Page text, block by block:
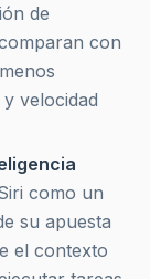
de
con
velocidad
como un
su apuesta
el contexto